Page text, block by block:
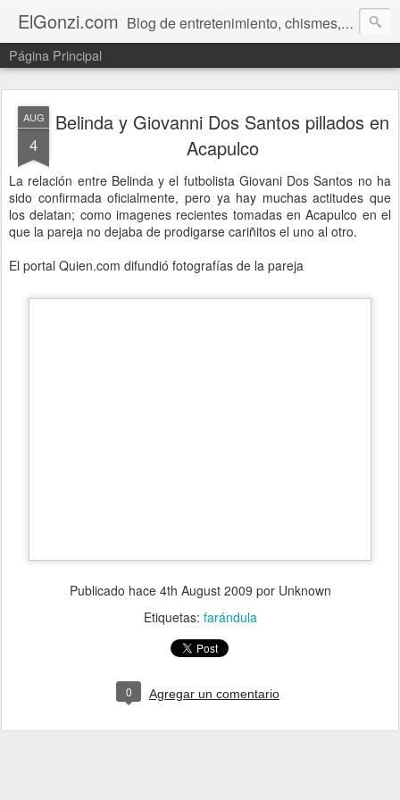
ElGonzi.com Blog de entretenimiento, chismes, humor, farándula, curiosidades, ovnis, noticias calientes, fotos, videos, paranormal y ¡más!
Página Principal
AUG
4
Belinda y Giovanni Dos Santos pillados en
Acapulco
La relación entre Belinda y el futbolista Giovani Dos Santos no ha
sido confirmada oficialmente, pero ya hay muchas actitudes que
los delatan; como imagenes recientes tomadas en Acapulco en el
que la pareja no dejaba de prodigarse cariñitos el uno al otro.
El portal Quien.com difundió fotografías de la pareja
Publicado hace 4th August 2009 por Unknown
Etiquetas: farándula
0 Agregar un comentario